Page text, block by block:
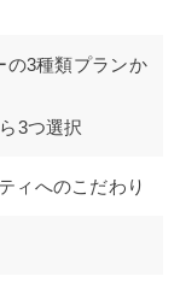
の3種類プランか
3つ選択
ィへのこだわり